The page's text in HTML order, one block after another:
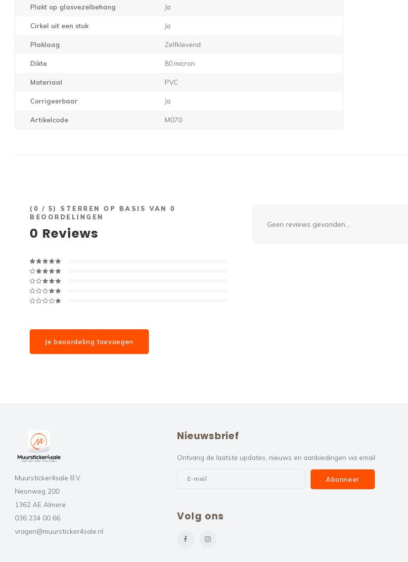
Plakt op glasvezelbehang Ja
Cirkel uit een stuk Ja
Plaklaag Zelfklevend
Dikte 80 micron
Materiaal PVC
Corrigeerbaar Ja
Artikelcode M070
( 0 / 5) STERREN OP BASIS VAN 0
BEOORDELINGEN
0 Reviews
Je beoordeling toevoegen
Geen reviews gevonden...
Muursticker4sale B.V.
Neonweg 200
1362 AE Almere
036 234 00 66
vragen@muursticker4sale.nl
Nieuwsbrief
Ontvang de laatste updates, nieuws en aanbiedingen via email
Abonneer
Volg ons